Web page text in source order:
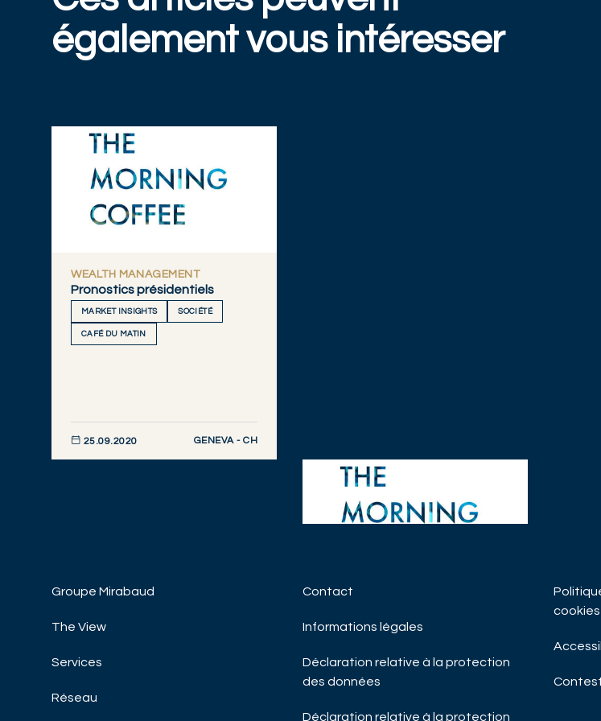
également vous intéresser
WEALTH MANAGEMENT
Pronostics présidentiels
MARKET INSIGHTS SOCIÉTÉ
CAFÉ DU MATIN
25.09.2020 GENEVA - CH
Cygne noir
CAFÉ DU MATIN
Groupe Mirabaud
The View
Services
Réseau
Contact
Informations légales
Déclaration relative à la protection
des données
Déclaration relative à la protection
cookies